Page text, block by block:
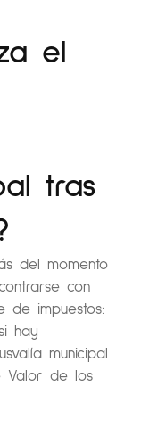
el
tras
del momento
con
de impuestos:
hay
municipal
Valor de los